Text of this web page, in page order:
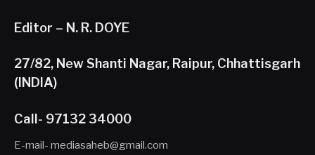
Editor – N. R. DOYE
27/82, New Shanti Nagar, Raipur, Chhattisgarh
(INDIA)
Call- 97132 34000
E-mail- mediasaheb@gmail.com